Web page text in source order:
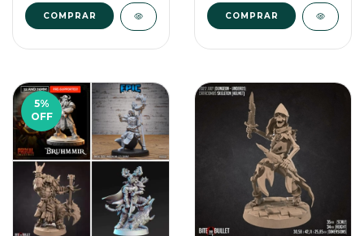
COMPRAR COMPRAR
5%
OFF